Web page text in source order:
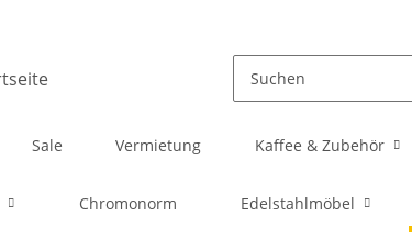
Sale Vermietung Kaffee & Zubehör
Chromonorm Edelstahlmöbel